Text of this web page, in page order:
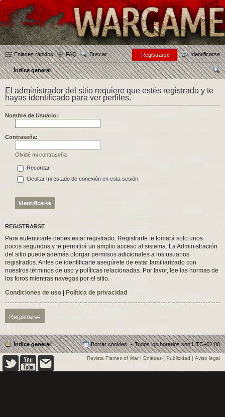
Enlaces rápidos FAQ Buscar Identificarse
Registrarse
Índice general
car
El administrador del sitio requiere que estés registrado y te
hayas identificado para ver perfiles.
Nombre de Usuario:
Contraseña:
Olvidé mi contraseña
Recordar
Ocultar mi estado de conexión en esta sesión
REGISTRARSE
Para autenticarte debes estar registrado. Registrarte te tomará solo unos
pocos segundos y te permitirá un amplio acceso al sistema. La Administración
del sitio puede además otorgar permisos adicionales a los usuarios
registrados. Antes de identificarte asegúrete de estar familiarizado con
nuestros términos de uso y políticas relacionadas. Por favor, lee las normas de
los foros mientras navegas por el sitio.
Condiciones de uso | Política de privacidad
Registrarse
Índice general Todos los horarios sonUTC+02:00
Borrar cookies
Revista Flames of War | Enlaces | Publicidad | Aviso legal